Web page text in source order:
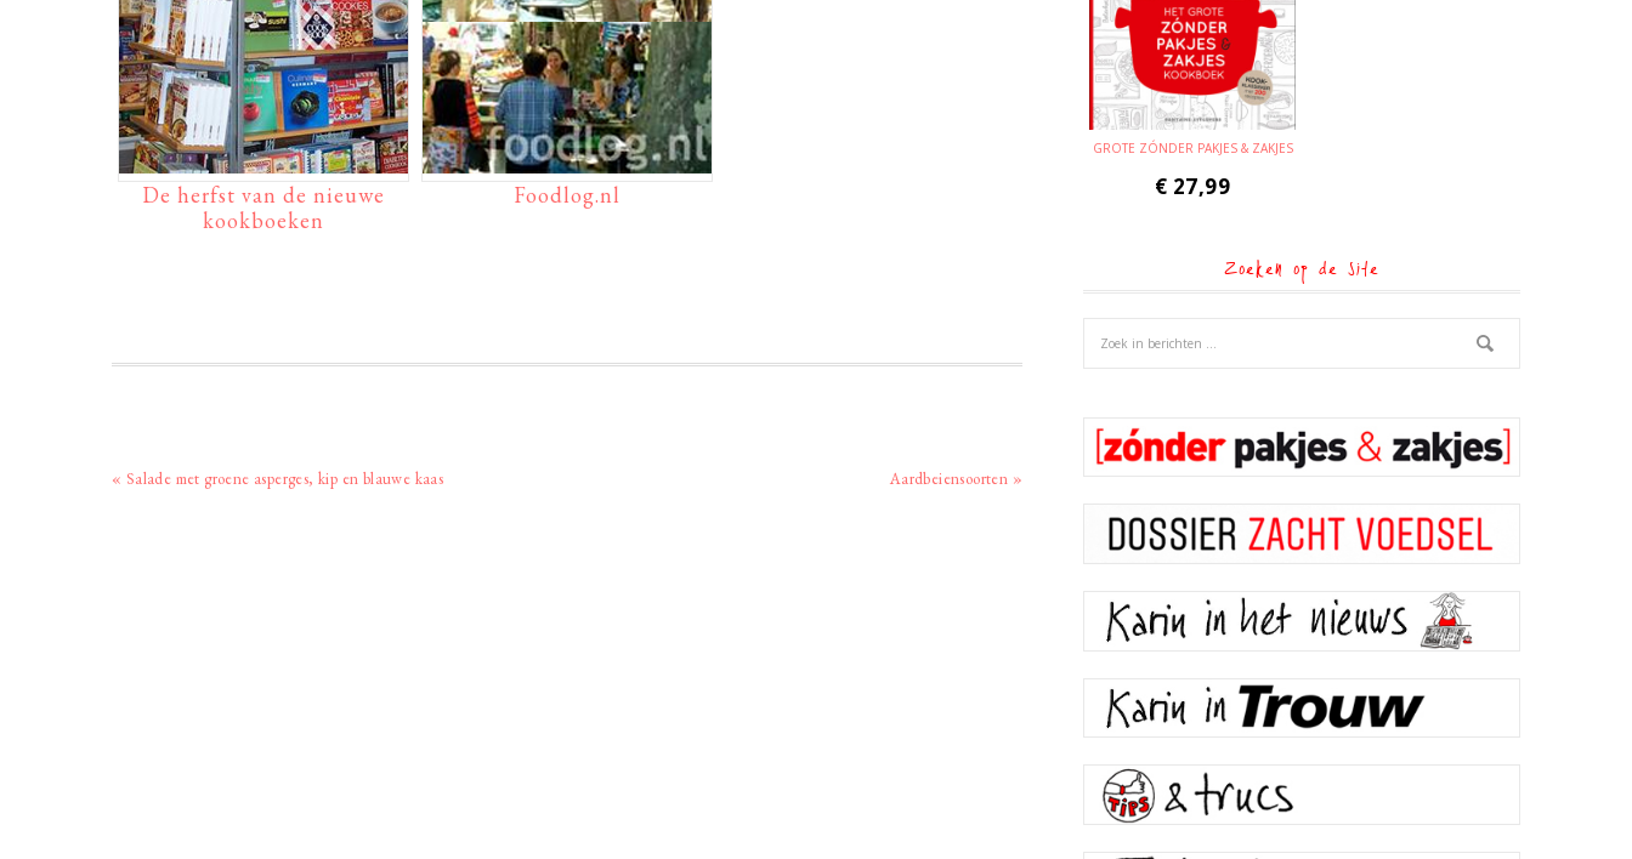
De herfst van de nieuwe
kookboeken
Foodlog.nl
Vorig
« Salade met groene asperges, kip en blauwe kaas
Volgend
Aardbeiensoorten »
GROTE ZÓNDER PAKJES & ZAKJES
€ 27,99
Zoeken op de site